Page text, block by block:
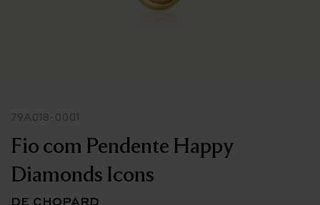
79A018-0001
Fio com Pendente Happy
Diamonds Icons
DE CHOPARD